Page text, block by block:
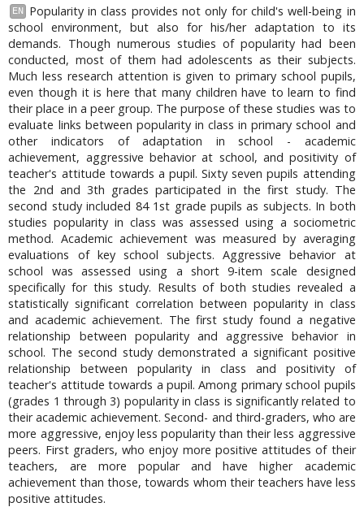
EN
Popularity in class provides not only for child's well-being in
school environment, but also for his/her adaptation to its
demands. Though numerous studies of popularity had been
conducted, most of them had adolescents as their subjects.
Much less research attention is given to primary school pupils,
even though it is here that many children have to learn to find
their place in a peer group. The purpose of these studies was to
evaluate links between popularity in class in primary school and
other indicators of adaptation in school - academic
achievement, aggressive behavior at school, and positivity of
teacher's attitude towards a pupil. Sixty seven pupils attending
the 2nd and 3th grades participated in the first study. The
second study included 84 1st grade pupils as subjects. In both
studies popularity in class was assessed using a sociometric
method. Academic achievement was measured by averaging
evaluations of key school subjects. Aggressive behavior at
school was assessed using a short 9-item scale designed
specifically for this study. Results of both studies revealed a
statistically significant correlation between popularity in class
and academic achievement. The first study found a negative
relationship between popularity and aggressive behavior in
school. The second study demonstrated a significant positive
relationship between popularity in class and positivity of
teacher's attitude towards a pupil. Among primary school pupils
(grades 1 through 3) popularity in class is significantly related to
their academic achievement. Second- and third-graders, who are
more aggressive, enjoy less popularity than their less aggressive
peers. First graders, who enjoy more positive attitudes of their
teachers, are more popular and have higher academic
achievement than those, towards whom their teachers have less
positive attitudes.